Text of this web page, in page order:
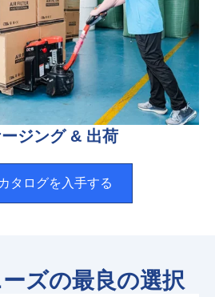
ジング & 出荷
タログを入手する
ズの最良の選択